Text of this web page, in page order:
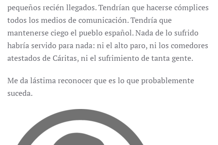
pequeños recién llegados. Tendrían que hacerse cómplices
todos los medios de comunicación. Tendría que
mantenerse ciego el pueblo español. Nada de lo sufrido
habría servido para nada: ni el alto paro, ni los comedores
atestados de Cáritas, ni el sufrimiento de tanta gente.
Me da lástima reconocer que es lo que probablemente
suceda.